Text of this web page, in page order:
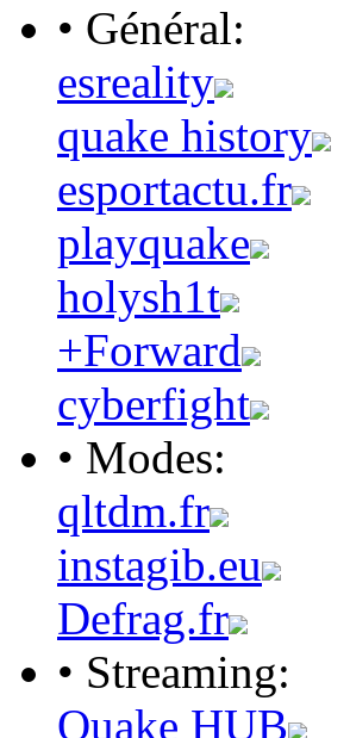
• Général:
esreality
quake history
esportactu.fr
playquake
holysh1t
+Forward
cyberfight
• Modes:
qltdm.fr
instagib.eu
Defrag.fr
• Streaming:
Quake HUB